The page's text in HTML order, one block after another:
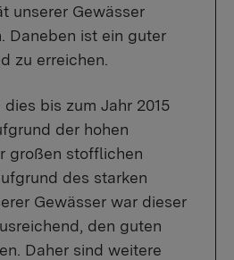
unserer Gewässer
Daneben ist ein guter
zu erreichen.
bis zum Jahr 2015
der hohen
großen stofflichen
des starken
Gewässer war dieser
den guten
Daher sind weitere